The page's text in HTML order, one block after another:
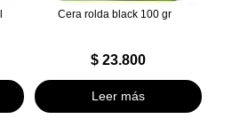
Cera rolda black 100 gr
$23.800
Leer más